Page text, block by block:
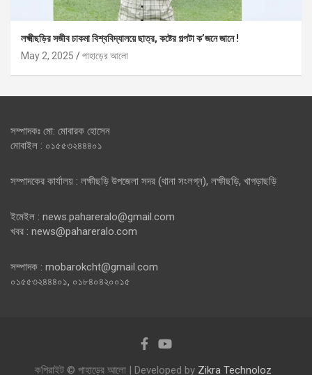
লক্ষ্মীছড়ির সজীব চাকমা বিশ্ববিদ্যালয়ে ছাত্র, কষ্টের গল্পটা ক’জনে জানে !
May 2, 2025
পাহাড়ের আলো
সম্পাদকঃ মো: মোবারক হোসেন
মোবাইল : ০১৫৫৩২৪৪৪০১
সম্পাদকের কার্যালয় : লক্ষীছড়ি উপজেলা সদর (থানা সংলগ্ন), লক্ষীছড়ি, খাগড়াছড়ি
ইমেইল : news.pahareralo@gmail.com
খবর : news@pahareralo.com
সম্পাদক : mobarokcht@gmail.com
০১৫৫৩২৪৪৪০১, ০১৮৪০৪২০০১৫
কপিরাইট © পাহাড়ের আলো | Developed by Zikra Technoloz